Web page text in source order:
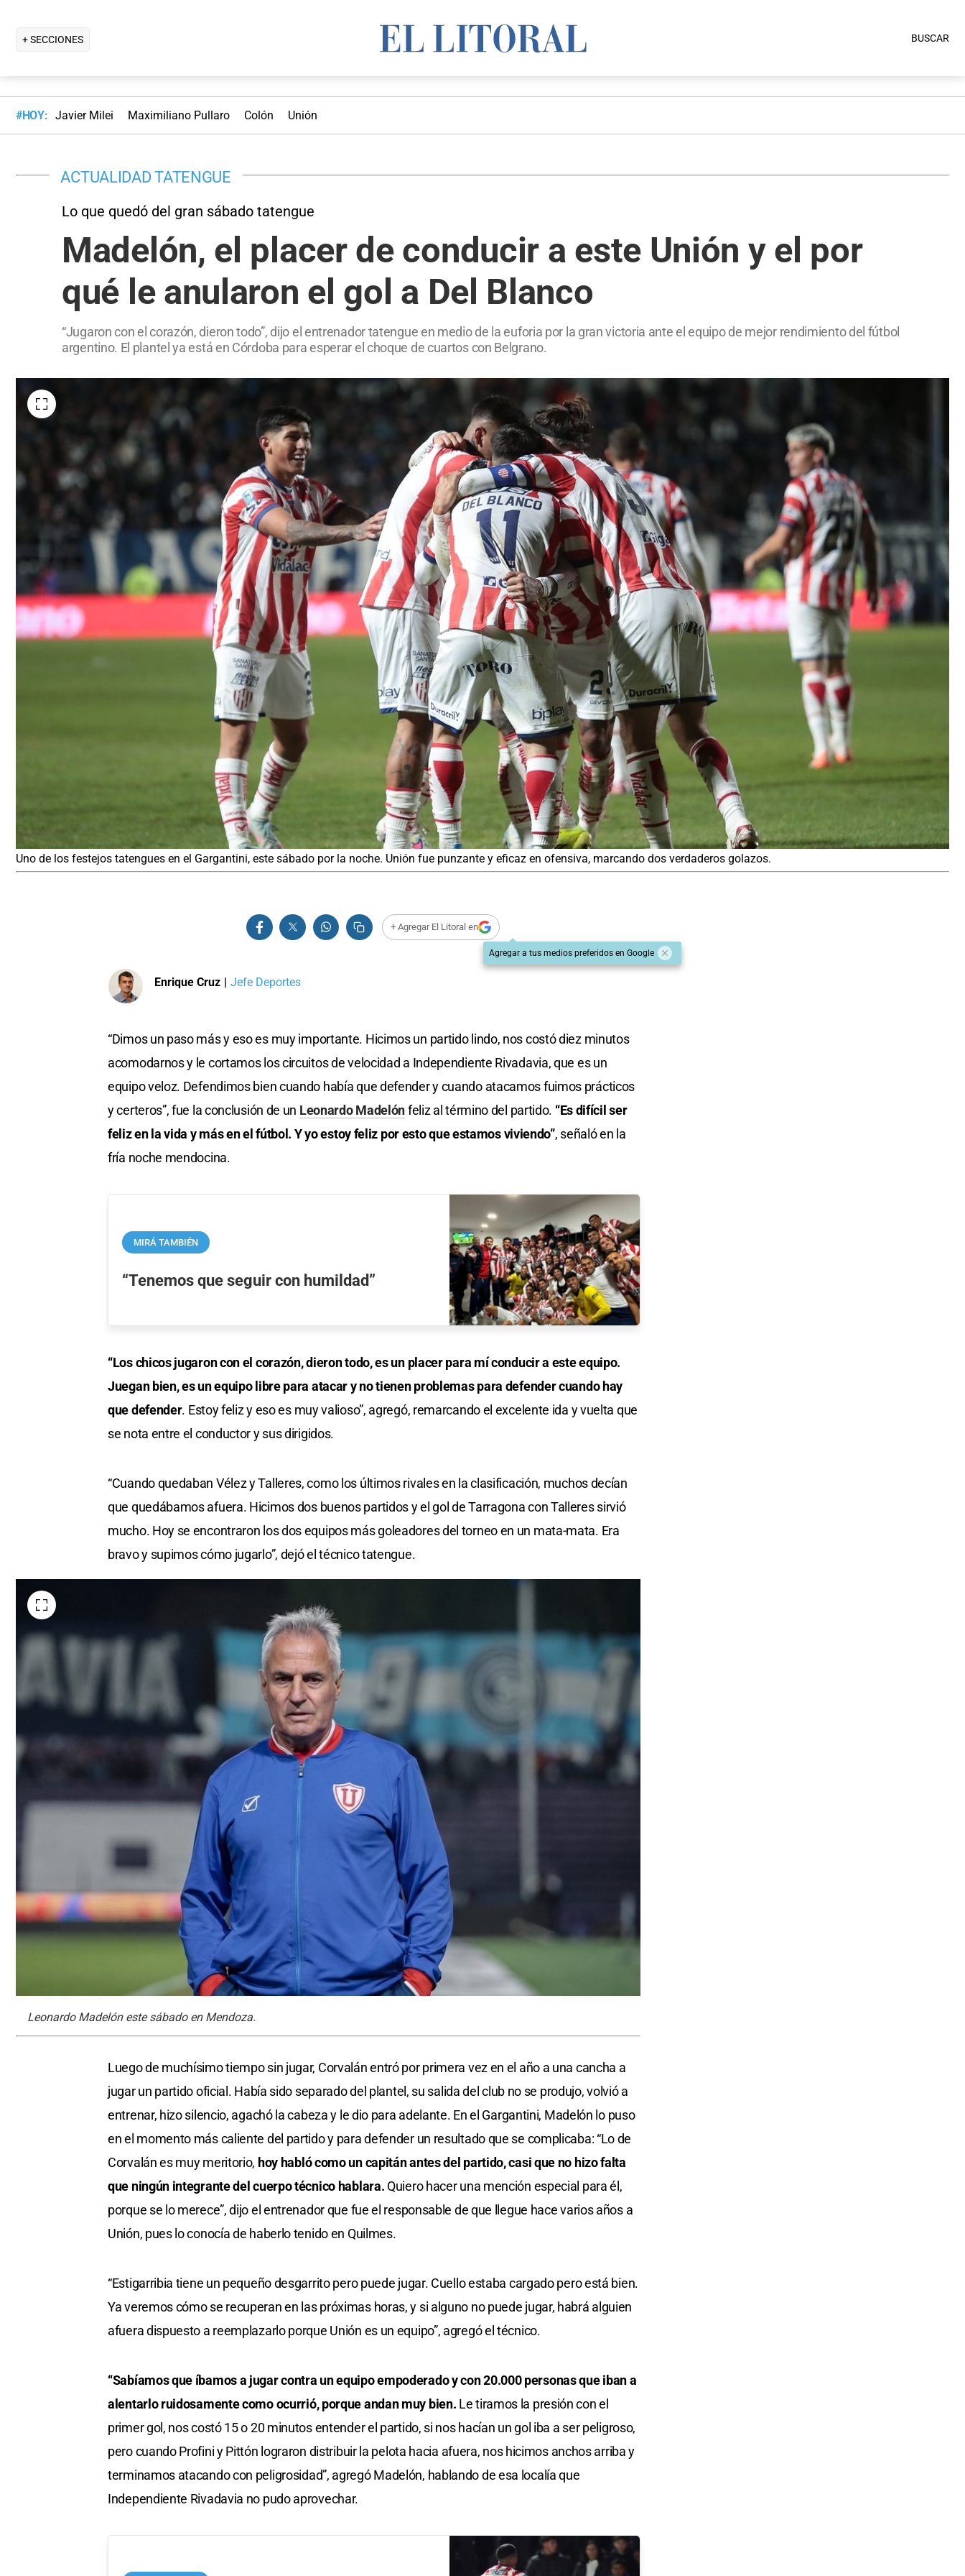
+ SECCIONES BUSCAR
#HOY: Javier Milei Maximiliano Pullaro Colón Unión
ACTUALIDAD TATENGUE
Lo que quedó del gran sábado tatengue
Madelón, el placer de conducir a este Unión y el por
qué le anularon el gol a Del Blanco
“Jugaron con el corazón, dieron todo”, dijo el entrenador tatengue en medio de la euforia por la gran victoria ante el equipo de mejor rendimiento del fútbol
argentino. El plantel ya está en Córdoba para esperar el choque de cuartos con Belgrano.
Uno de los festejos tatengues en el Gargantini, este sábado por la noche. Unión fue punzante y eficaz en ofensiva, marcando dos verdaderos golazos.
+ Agregar El Litoral en
Agregar a tus medios preferidos en Google
Enrique Cruz | Jefe Deportes
“Dimos un paso más y eso es muy importante. Hicimos un partido lindo, nos costó diez minutos
acomodarnos y le cortamos los circuitos de velocidad a Independiente Rivadavia, que es un
equipo veloz. Defendimos bien cuando había que defender y cuando atacamos fuimos prácticos
y certeros”, fue la conclusión de un Leonardo Madelónfeliz al término del partido. “Es difícil ser
feliz en la vida y más en el fútbol. Y yo estoy feliz por esto que estamos viviendo”, señaló en la
fría noche mendocina.
MIRÁ TAMBIÉN
“Tenemos que seguir con humildad”
“Los chicos jugaron con el corazón, dieron todo, es un placer para mí conducir a este equipo.
Juegan bien, es un equipo libre para atacar y no tienen problemas para defender cuando hay
que defender. Estoy feliz y eso es muy valioso”, agregó, remarcando el excelente ida y vuelta que
se nota entre el conductor y sus dirigidos.
“Cuando quedaban Vélez y Talleres, como los últimos rivales en la clasificación, muchos decían
que quedábamos afuera. Hicimos dos buenos partidos y el gol de Tarragona con Talleres sirvió
mucho. Hoy se encontraron los dos equipos más goleadores del torneo en un mata-mata. Era
bravo y supimos cómo jugarlo”, dejó el técnico tatengue.
Leonardo Madelón este sábado en Mendoza.
Luego de muchísimo tiempo sin jugar, Corvalán entró por primera vez en el año a una cancha a
jugar un partido oficial. Había sido separado del plantel, su salida del club no se produjo, volvió a
entrenar, hizo silencio, agachó la cabeza y le dio para adelante. En el Gargantini, Madelón lo puso
en el momento más caliente del partido y para defender un resultado que se complicaba: “Lo de
Corvalán es muy meritorio, hoy habló como un capitán antes del partido, casi que no hizo falta
que ningún integrante del cuerpo técnico hablara. Quiero hacer una mención especial para él,
porque se lo merece”, dijo el entrenador que fue el responsable de que llegue hace varios años a
Unión, pues lo conocía de haberlo tenido en Quilmes.
“Estigarribia tiene un pequeño desgarrito pero puede jugar. Cuello estaba cargado pero está bien.
Ya veremos cómo se recuperan en las próximas horas, y si alguno no puede jugar, habrá alguien
afuera dispuesto a reemplazarlo porque Unión es un equipo”, agregó el técnico.
“Sabíamos que íbamos a jugar contra un equipo empoderado y con 20.000 personas que iban a
alentarlo ruidosamente como ocurrió, porque andan muy bien. Le tiramos la presión con el
primer gol, nos costó 15 o 20 minutos entender el partido, si nos hacían un gol iba a ser peligroso,
pero cuando Profini y Pittón lograron distribuir la pelota hacia afuera, nos hicimos anchos arriba y
terminamos atacando con peligrosidad”, agregó Madelón, hablando de esa localía que
Independiente Rivadavia no pudo aprovechar.